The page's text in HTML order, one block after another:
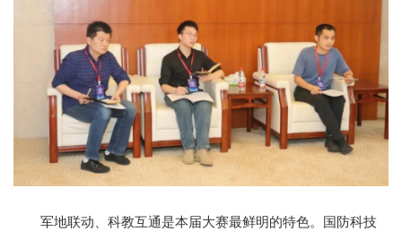
军地联动、科教互通是本届大赛最鲜明的特色。国防科技